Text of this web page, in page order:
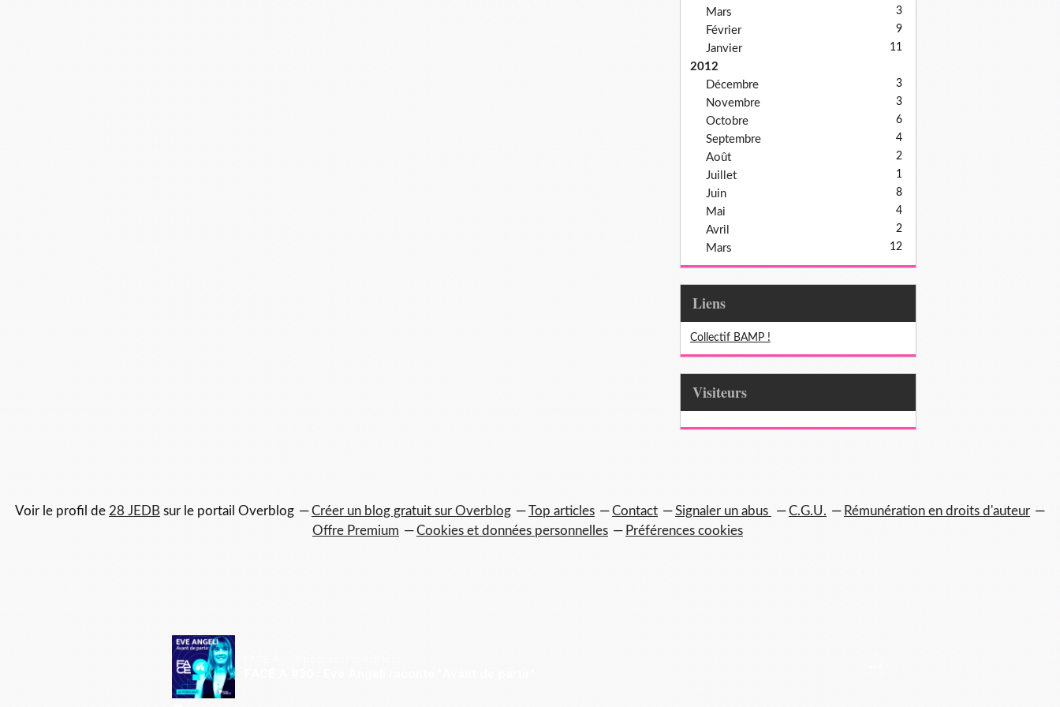
Mars 3
Février 9
Janvier 11
2012
Décembre
3
Novembre 3
Octobre 6
Septembre 4
Août 2
Juillet 1
Juin 8
Mai 4
Avril 2
Mars 12
Liens
Collectif BAMP !
Visiteurs
Voir le profil de 28 JEDB sur le portail Overblog Créer un blog gratuit sur Overblog Top articles Contact Signaler un abus C.G.U.
Rémunération en droits d'auteur
Offre Premium
Cookies et données personnelles Préférences cookies